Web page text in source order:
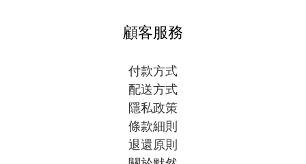
顧客服務
付款方式
配送方式
隱私政策
條款細則
退還原則